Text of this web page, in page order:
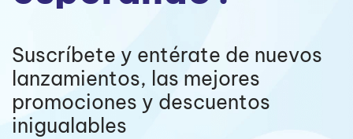
Suscríbete y entérate de nuevos
lanzamientos, las mejores
promociones y descuentos
inigualables